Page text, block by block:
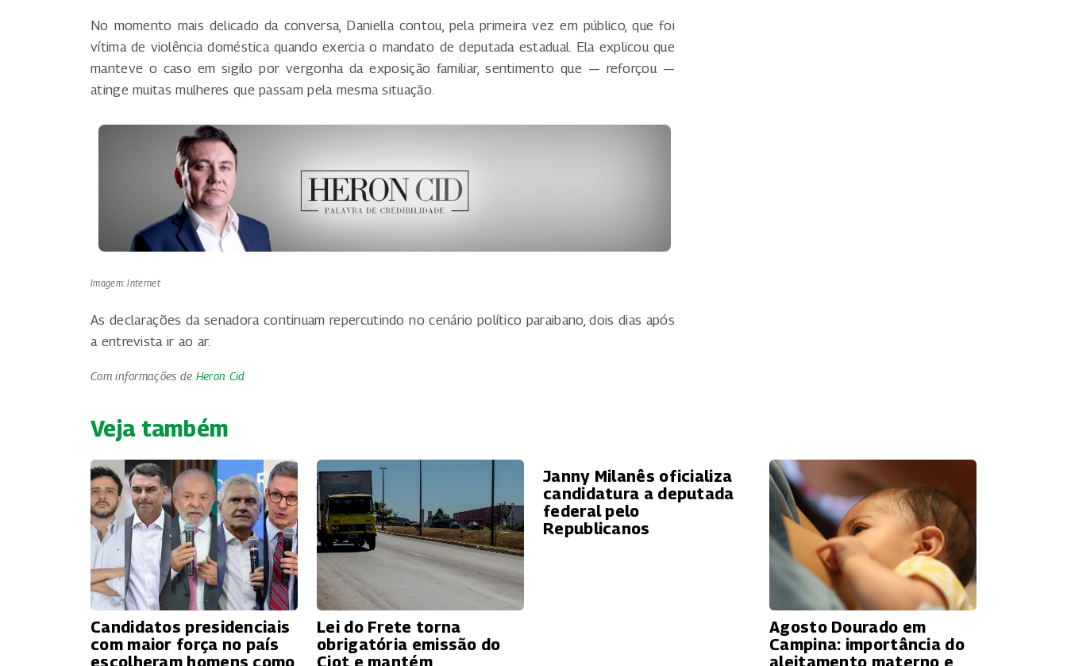
No momento mais delicado da conversa, Daniella contou, pela primeira vez em público, que foi
vítima de violência doméstica quando exercia o mandato de deputada estadual. Ela explicou que
manteve o caso em sigilo por vergonha da exposição familiar, sentimento que — reforçou —
atinge muitas mulheres que passam pela mesma situação.
Imagem: Internet
As declarações da senadora continuam repercutindo no cenário político paraibano, dois dias após
a entrevista ir ao ar.
Com informações de Heron Cid
Veja também
Candidatos presidenciais
com maior força no país
escolheram homens como
Lei do Frete torna
obrigatória emissão do
Ciot e mantém
Janny Milanês oficializa
candidatura a deputada
federal pelo
Republicanos
Agosto Dourado em
Campina: importância do
aleitamento materno e